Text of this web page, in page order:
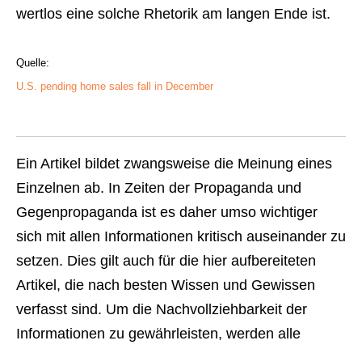
wertlos eine solche Rhetorik am langen Ende ist.
Quelle:
U.S. pending home sales fall in December
Ein Artikel bildet zwangsweise die Meinung eines
Einzelnen ab. In Zeiten der Propaganda und
Gegenpropaganda ist es daher umso wichtiger
sich mit allen Informationen kritisch auseinander zu
setzen. Dies gilt auch für die hier aufbereiteten
Artikel, die nach besten Wissen und Gewissen
verfasst sind. Um die Nachvollziehbarkeit der
Informationen zu gewährleisten, werden alle